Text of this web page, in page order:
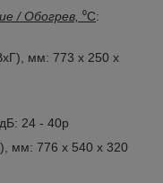
/ Обогрев, ⁰C:
мм: 773 х 250 х
24 - 40р
мм: 776 x 540 x 320